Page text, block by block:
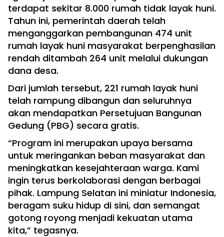
terdapat sekitar 8.000 rumah tidak layak huni.
Tahun ini, pemerintah daerah telah
menganggarkan pembangunan 474 unit
rumah layak huni masyarakat berpenghasilan
rendah ditambah 264 unit melalui dukungan
dana desa.
Dari jumlah tersebut, 221 rumah layak huni
telah rampung dibangun dan seluruhnya
akan mendapatkan Persetujuan Bangunan
Gedung (PBG) secara gratis.
“Program ini merupakan upaya bersama
untuk meringankan beban masyarakat dan
meningkatkan kesejahteraan warga. Kami
ingin terus berkolaborasi dengan berbagai
pihak. Lampung Selatan ini miniatur Indonesia,
beragam suku hidup di sini, dan semangat
gotong royong menjadi kekuatan utama
kita,” tegasnya.